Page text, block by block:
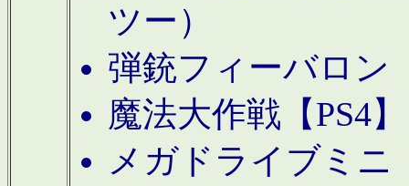
ツー）
弾銃フィーバロン
魔法大作戦【PS4
メガドライブミニ